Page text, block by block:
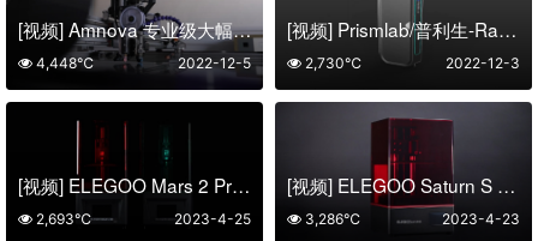
[视频] Amnova 专业级大幅面FDM 3D打印机 宣传视频
2022-12-5
4,448℃
[视频] Prismlab/普利生-Rapid-400 系列 3D 打印机
2022-12-3
2,730℃
[视频] ELEGOO Mars 2 Pro 6.08寸2K 单色LCD光固化3D打印机
2023-4-25
2,693℃
[视频] ELEGOO Saturn S 9.1寸4K 单色LCD光固化3D打印机
2023-4-23
3,286℃